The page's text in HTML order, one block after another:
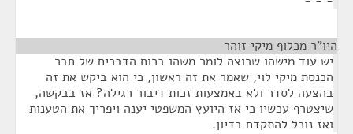
היו"ר מכלוף מיקי זוהר
יש עוד מישהו שרוצה לומר משהו ברוח הדברים של חבר
הכנסת מיקי לוי, שאמר את זה ראשון, כי הוא ביקש את זה
בהצעה לסדר ולא באמצעות זכות דיבור רגילה? אז בבקשה,
שיצטרף עכשיו כי אז היועץ המשפטי יענה ויפריך את הטענות
ואז נוכל להתקדם בדיון.